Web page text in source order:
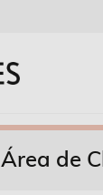
Área de